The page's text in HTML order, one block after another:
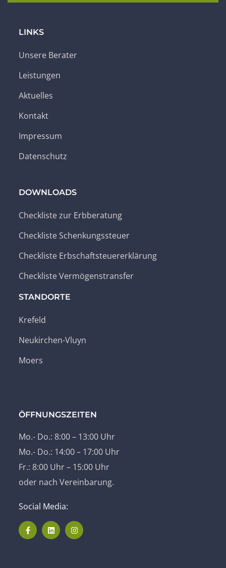
LINKS
Unsere Berater
Leistungen
Aktuelles
Kontakt
Impressum
Datenschutz
DOWNLOADS
Checkliste zur Erbberatung
Checkliste Schenkungssteuer
Checkliste Erbschaftsteuererklärung
Checkliste Vermögenstransfer
STANDORTE
Krefeld
Neukirchen-Vluyn
Moers
ÖFFNUNGSZEITEN
Mo.- Do.: 8:00 – 13:00 Uhr
Mo.- Do.: 14:00 – 17:00 Uhr
Fr.: 8:00 Uhr – 15:00 Uhr
oder nach Vereinbarung.
Social Media: